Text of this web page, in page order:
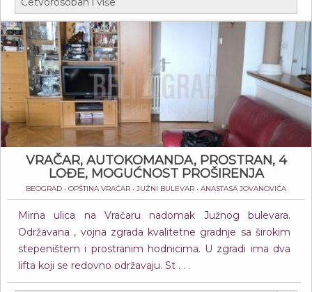
VRAČAR, AUTOKOMANDA, PROSTRAN, 4
LOĐE, MOGUĆNOST PROŠIRENJA
BEOGRAD • OPŠTINA VRAČAR • JUŽNI BULEVAR • ANASTASA JOVANOVIĆA
Mirna ulica na Vračaru nadomak Južnog bulevara.
Održavana , vojna zgrada kvalitetne gradnje sa širokim
stepeništem i prostranim hodnicima. U zgradi ima dva
lifta koji se redovno održavaju. St . . .